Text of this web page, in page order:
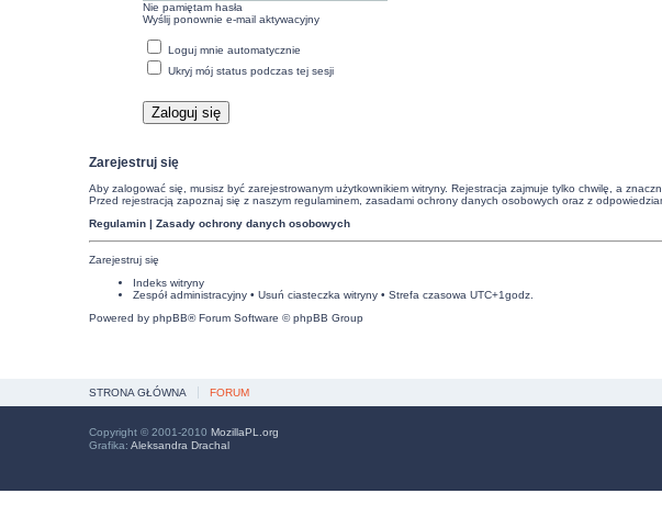
Nie pamiętam hasła
Wyślij ponownie e-mail aktywacyjny
Loguj mnie automatycznie
Ukryj mój status podczas tej sesji
Zarejestruj się
Aby zalogować się, musisz być zarejestrowanym użytkownikiem witryny. Rejestracja zajmuje tylko chwilę, a
Przed rejestracją zapoznaj się z naszym regulaminem, zasadami ochrony danych osobowych oraz z
Regulamin| Zasady ochrony danych osobowych
Zarejestruj się
Indeks witryny
Zespół administracyjny• Usuń ciasteczka witryny• Strefa czasowa UTC+1godz.
Powered by phpBB® Forum Software © phpBB Group
STRONA GŁÓWNA FORUM
Copyright © 2001-2010 MozillaPL.org
Grafika: Aleksandra Drachal